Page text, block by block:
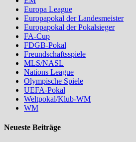
Europa League
Europapokal der Landesmeister
Europapokal der Pokalsieger
FA-Cup
FDGB-Pokal
Freundschaftsspiele
MLS/NASL
Nations League
Olympische Spiele
UEFA-Pokal
Weltpokal/Klub-WM
WM
Neueste Beiträge